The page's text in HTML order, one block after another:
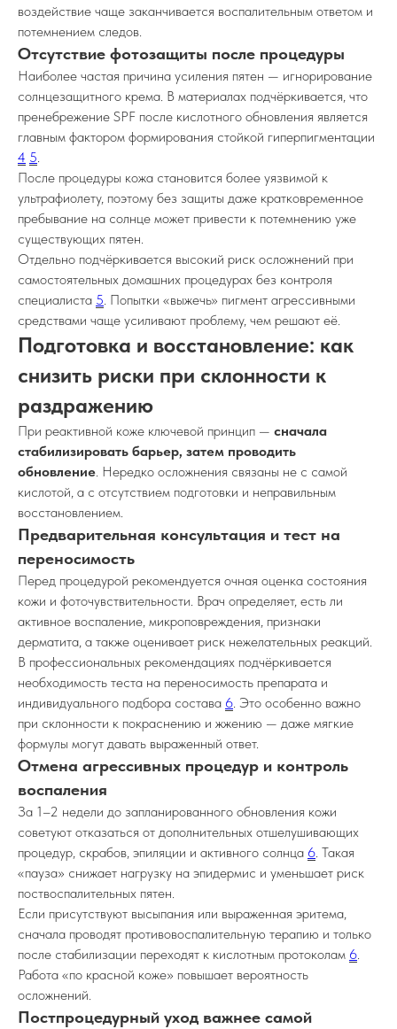
воздействие чаще заканчивается воспалительным ответом и
потемнением следов.
Отсутствие фотозащиты после процедуры
Наиболее частая причина усиления пятен — игнорирование
солнцезащитного крема. В материалах подчёркивается, что
пренебрежение SPF после кислотного обновления является
главным фактором формирования стойкой гиперпигментации
4 5.
После процедуры кожа становится более уязвимой к
ультрафиолету, поэтому без защиты даже кратковременное
пребывание на солнце может привести к потемнению уже
существующих пятен.
Отдельно подчёркивается высокий риск осложнений при
самостоятельных домашних процедурах без контроля
специалиста 5. Попытки «выжечь» пигмент агрессивными
средствами чаще усиливают проблему, чем решают её.
Подготовка и восстановление: как
снизить риски при склонности к
раздражению
При реактивной коже ключевой принцип — сначала
стабилизировать барьер, затем проводить
обновление. Нередко осложнения связаны не с самой
кислотой, а с отсутствием подготовки и неправильным
восстановлением.
Предварительная консультация и тест на
переносимость
Перед процедурой рекомендуется очная оценка состояния
кожи и фоточувствительности. Врач определяет, есть ли
активное воспаление, микроповреждения, признаки
дерматита, а также оценивает риск нежелательных реакций.
В профессиональных рекомендациях подчёркивается
необходимость теста на переносимость препарата и
индивидуального подбора состава 6. Это особенно важно
при склонности к покраснению и жжению — даже мягкие
формулы могут давать выраженный ответ.
Отмена агрессивных процедур и контроль
воспаления
За 1–2 недели до запланированного обновления кожи
советуют отказаться от дополнительных отшелушивающих
процедур, скрабов, эпиляции и активного солнца 6. Такая
«пауза» снижает нагрузку на эпидермис и уменьшает риск
поствоспалительных пятен.
Если присутствуют высыпания или выраженная эритема,
сначала проводят противовоспалительную терапию и только
после стабилизации переходят к кислотным протоколам 6.
Работа «по красной коже» повышает вероятность
осложнений.
Постпроцедурный уход важнее самой